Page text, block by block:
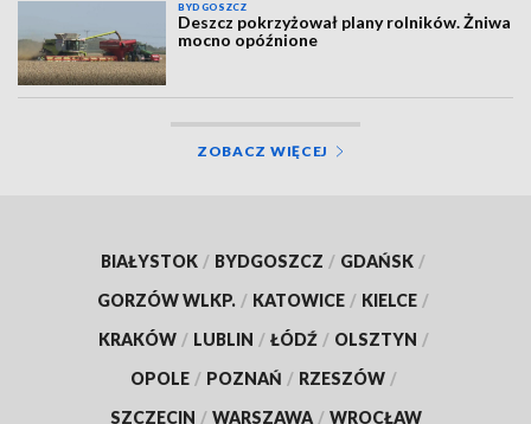
BYDGOSZCZ
Deszcz pokrzyżował plany rolników. Żniwa
mocno opóźnione
ZOBACZ WIĘCEJ
BIAŁYSTOK / BYDGOSZCZ / GDAŃSK /
GORZÓW WLKP. / KATOWICE / KIELCE /
KRAKÓW / LUBLIN / ŁÓDŹ / OLSZTYN /
OPOLE / POZNAŃ / RZESZÓW /
SZCZECIN / WARSZAWA / WROCŁAW